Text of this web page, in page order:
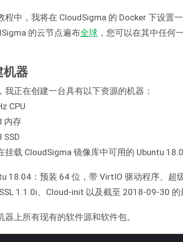
程中，我将在 CloudSigma 的 Docker 下设置
的云节点遍布全球 ，您可以在其中任何
机器
我正在创建一台具有以下资源的机器：
CPU
内存
SSD
挂载 CloudSigma 镜像库中可用的 Ubuntu
18.04：预装 64 位，带 VirtIO 驱动程序、超
1.1.0i、Cloud-init 以及截至 2018-09-30 的
器上所有现有的软件源和软件包。